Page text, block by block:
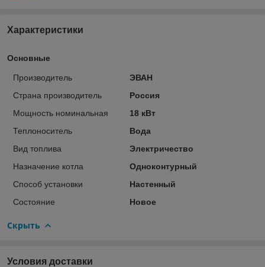
Характеристики
Основные
Производитель
ЭВАН
Страна производитель
Россия
Мощность номинальная
18 кВт
Теплоноситель
Вода
Вид топлива
Электричество
Назначение котла
Одноконтурный
Способ установки
Настенный
Состояние
Новое
Скрыть
Условия доставки